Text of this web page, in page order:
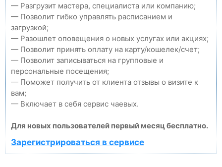
— Разгрузит мастера, специалиста или компанию;
— Позволит гибко управлять расписанием и
загрузкой;
— Разошлет оповещения о новых услугах или акциях;
— Позволит принять оплату на карту/кошелек/счет;
— Позволит записываться на групповые и
персональные посещения;
— Поможет получить от клиента отзывы о визите к
вам;
— Включает в себя сервис чаевых.
Для новых пользователей первый месяц бесплатно.
Зарегистрироваться в сервисе